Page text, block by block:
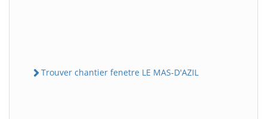
Trouver chantier fenetre LE MAS-D'AZIL